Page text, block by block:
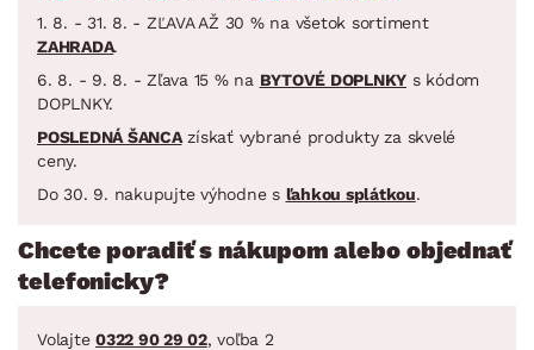
1. 8. - 31. 8. - ZĽAVA AŽ 30 % na všetok sortiment
ZAHRADA.
6. 8. - 9. 8. - Zľava 15 % na BYTOVÉ DOPLNKY s kódom
DOPLNKY.
POSLEDNÁ ŠANCAzískať vybrané produkty za skvelé
ceny.
Do 30. 9. nakupujte výhodne s ľahkou splátkou.
Chcete poradiť s nákupom alebo objednať
telefonicky?
Volajte 0322 90 29 02, voľba 2